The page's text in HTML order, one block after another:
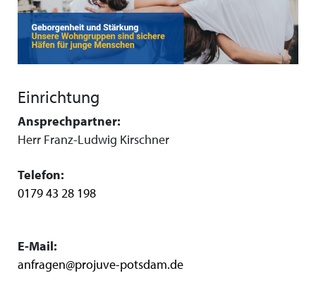
Einrichtung
Ansprechpartner:
Herr Franz-Ludwig Kirschner
Telefon:
0179 43 28 198
E-Mail:
anfragen@projuve-potsdam.de